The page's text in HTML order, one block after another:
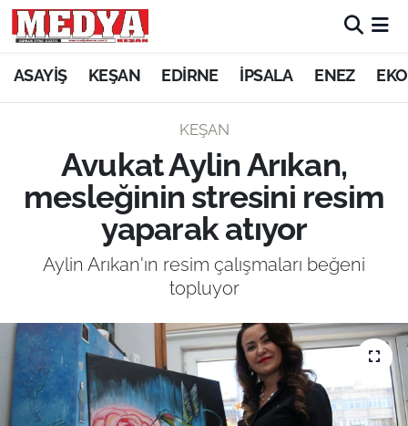
ASAYİŞ KEŞAN EDİRNE İPSALA ENEZ
KEŞAN
Avukat Aylin Arıkan,
mesleğinin stresini resim
yaparak atıyor
Aylin Arıkan'ın resim çalışmaları beğeni
topluyor
KEŞAN
ASAYİŞ
SİYASET
GÜNDEM
SAĞLIK
EĞİTİM